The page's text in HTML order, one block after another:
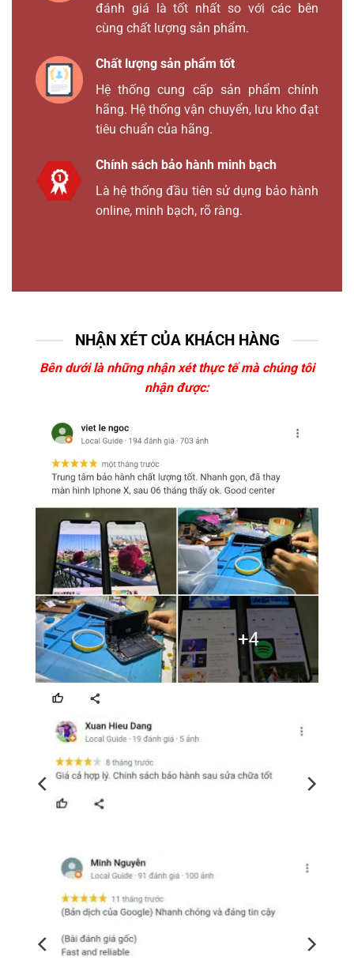
đánh giá là tốt nhất so với các bên
cùng chất lượng sản phẩm.
Chất lượng sản phẩm tốt
Hệ thống cung cấp sản phẩm chính
hãng. Hệ thống vận chuyển, lưu kho đạt
tiêu chuẩn của hãng.
Chính sách bảo hành minh bạch
Là hệ thống đầu tiên sử dụng bảo hành
online, minh bạch, rõ ràng.
NHẬN XÉT CỦA KHÁCH HÀNG
Bên dưới là những nhận xét thực tế mà chúng tôi
nhận được: